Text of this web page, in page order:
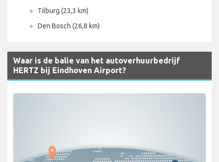
Tilburg (23,3 km)
Den Bosch (26,8 km)
Waar is de balie van het autoverhuurbedrijf
HERTZ bij Eindhoven Airport?